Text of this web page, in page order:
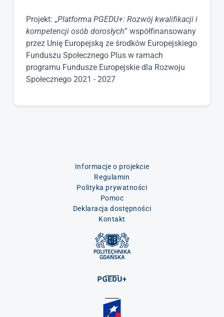
Projekt: „Platforma PGEDU+: Rozwój kwalifikacji i
kompetencji osób dorosłych” współfinansowany
przez Unię Europejską ze środków Europejskiego
Funduszu Społecznego Plus w ramach
programu Fundusze Europejskie dla Rozwoju
Społecznego 2021 - 2027
Informacje o projekcie
Regulamin
Polityka prywatności
Pomoc
Deklaracja dostępności
Kontakt